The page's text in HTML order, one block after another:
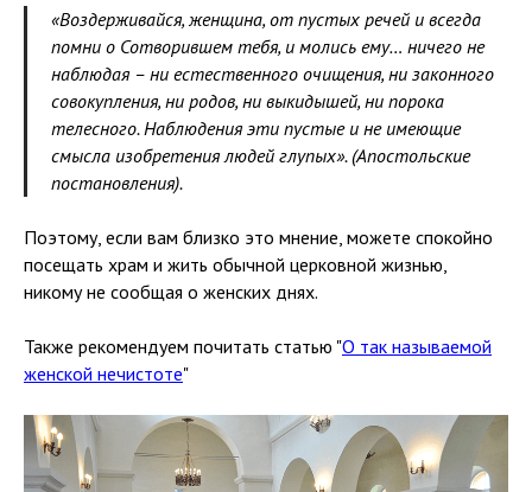
«Воздерживайся, женщина, от пустых речей и всегда
помни о Сотворившем тебя, и молись ему… ничего не
наблюдая – ни естественного очищения, ни законного
совокупления, ни родов, ни выкидышей, ни порока
телесного. Наблюдения эти пустые и не имеющие
смысла изобретения людей глупых». (Апостольские
постановления).
Поэтому, если вам близко это мнение, можете спокойно
посещать храм и жить обычной церковной жизнью,
никому не сообщая о женских днях.
Также рекомендуем почитать статью "О так называемой
женской нечистоте"